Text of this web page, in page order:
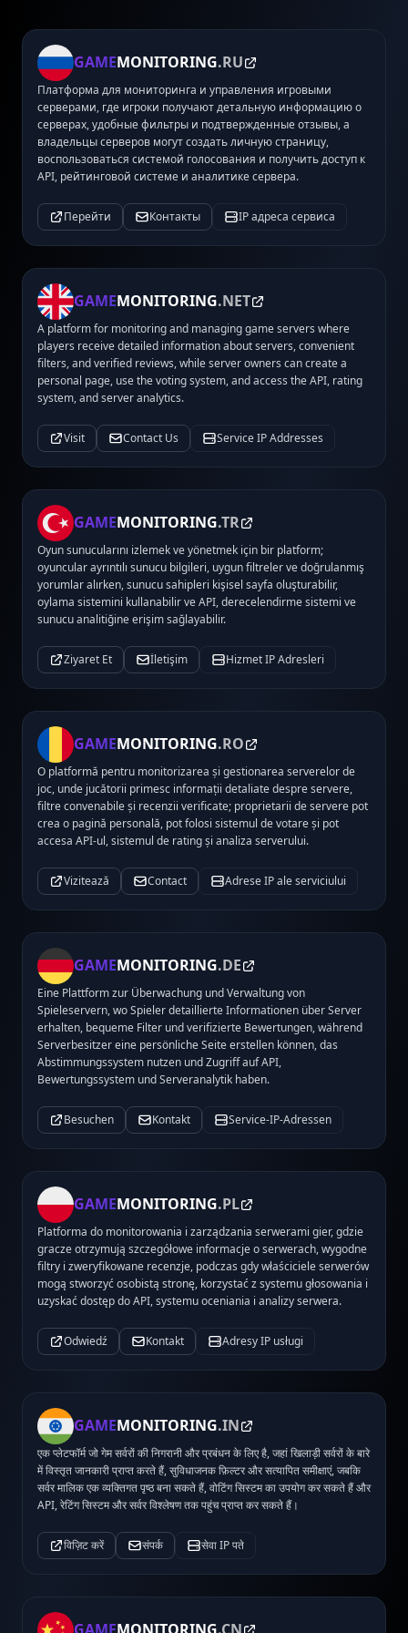
GAMEMONITORING.RU
Платформа для мониторинга и управления игровыми
серверами, где игроки получают детальную информацию о
серверах, удобные фильтры и подтвержденные отзывы, а
владельцы серверов могут создать личную страницу,
воспользоваться системой голосования и получить доступ к
API, рейтинговой системе и аналитике сервера.
Перейти Контакты IP адреса сервиса
GAMEMONITORING.NET
A platform for monitoring and managing game servers where
players receive detailed information about servers, convenient
filters, and verified reviews, while server owners can create a
personal page, use the voting system, and access the API, rating
system, and server analytics.
Visit Contact Us Service IP Addresses
GAMEMONITORING.TR
Oyun sunucularını izlemek ve yönetmek için bir platform;
oyuncular ayrıntılı sunucu bilgileri, uygun filtreler ve doğrulanmış
yorumlar alırken, sunucu sahipleri kişisel sayfa oluşturabilir,
oylama sistemini kullanabilir ve API, derecelendirme sistemi ve
sunucu analitiğine erişim sağlayabilir.
Ziyaret Et İletişim Hizmet IP Adresleri
GAMEMONITORING.RO
O platformă pentru monitorizarea și gestionarea serverelor de
joc, unde jucătorii primesc informații detaliate despre servere,
filtre convenabile și recenzii verificate; proprietarii de servere pot
crea o pagină personală, pot folosi sistemul de votare și pot
accesa API-ul, sistemul de rating și analiza serverului.
Vizitează Contact Adrese IP ale serviciului
GAMEMONITORING.DE
Eine Plattform zur Überwachung und Verwaltung von
Spieleservern, wo Spieler detaillierte Informationen über Server
erhalten, bequeme Filter und verifizierte Bewertungen, während
Serverbesitzer eine persönliche Seite erstellen können, das
Abstimmungssystem nutzen und Zugriff auf API,
Bewertungssystem und Serveranalytik haben.
Besuchen Kontakt Service-IP-Adressen
GAMEMONITORING.PL
Platforma do monitorowania i zarządzania serwerami gier, gdzie
gracze otrzymują szczegółowe informacje o serwerach, wygodne
filtry i zweryfikowane recenzje, podczas gdy właściciele serwerów
mogą stworzyć osobistą stronę, korzystać z systemu głosowania i
uzyskać dostęp do API, systemu oceniania i analizy serwera.
Odwiedź Kontakt Adresy IP usługi
GAMEMONITORING.IN
एक प्लेटफॉर्म जो गेम सर्वरों की निगरानी और प्रबंधन के लिए है, जहां खिलाड़ी सर्वरों के बारे
में विस्तृत जानकारी प्राप्त करते हैं, सुविधाजनक फ़िल्टर और सत्यापित समीक्षाएं, जबकि
सर्वर मालिक एक व्यक्तिगत पृष्ठ बना सकते हैं, वोटिंग सिस्टम का उपयोग कर सकते हैं और
API, रेटिंग सिस्टम और सर्वर विश्लेषण तक पहुंच प्राप्त कर सकते हैं।
विज़िट करें संपर्क सेवा IP पते